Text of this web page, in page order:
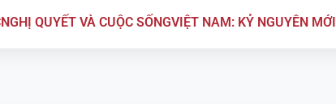
NGHỊ QUYẾT VÀ CUỘC SỐNGVIỆT NAM: KỶ NGUYÊN MỚI